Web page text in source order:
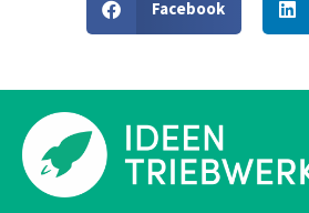
Facebook